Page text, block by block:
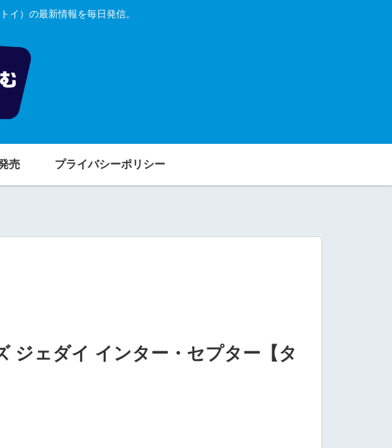
イ）の最新情報を毎日発信。
売 プライバシーポリシー
ジェダイ インター・セプター【タ